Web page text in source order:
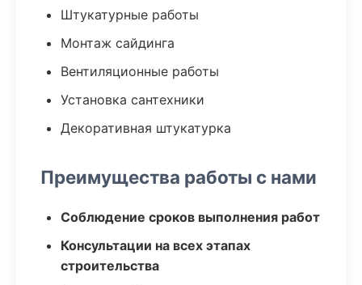
Штукатурные работы
Монтаж сайдинга
Вентиляционные работы
Установка сантехники
Декоративная штукатурка
Преимущества работы с нами
Соблюдение сроков выполнения работ
Консультации на всех этапах
строительства